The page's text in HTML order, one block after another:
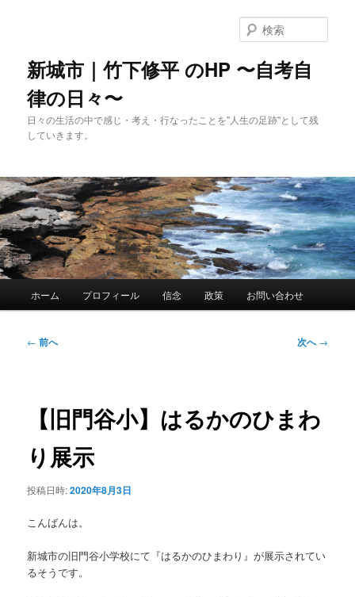
動
新城市｜竹下修平 のHP 〜自考自
律の日々〜
日々の生活の中で感じ・考え・行なったことを"人生の足跡"として残
していきます。
索
ホーム プロフィール 信念 政策 お問い合わせ
投
ョ
ン
← 前へ 次へ→
【旧門谷小】はるかのひまわ
り展示
投稿日時:2020年8月3日
こんばんは。
新城市の旧門谷小学校にて『はるかのひまわり』が展示されてい
るそうです。